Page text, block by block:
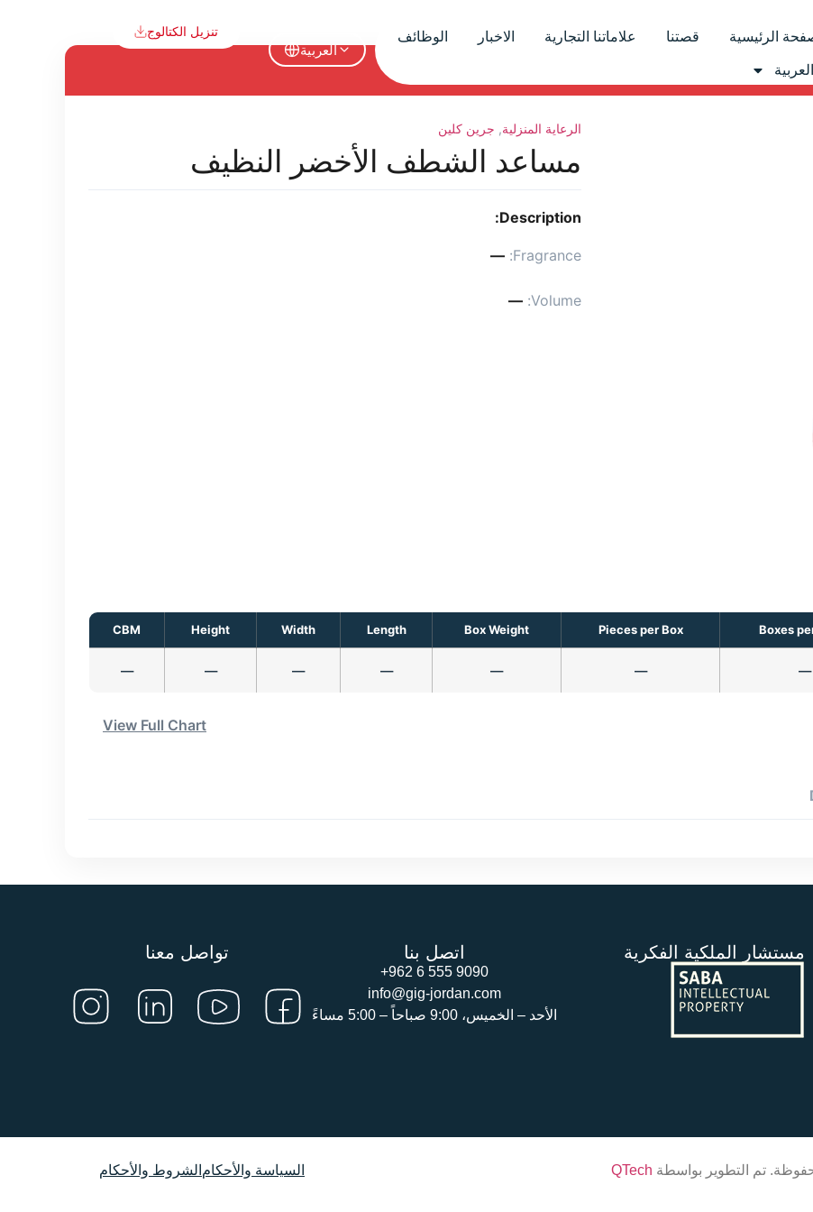
الرئيسية قصتنا علاماتنا التجارية الاخبار الوظائف
العربية
العربية
تنزيل الكتالوج
الرعاية المنزلية, جرين كلين
مساعد الشطف الأخضر النظيف
Description:
Fragrance:
—
Volume:
—
Boxes
Pieces per Box
Box Weight
Length
Width
Height
CBM
—
—
—
—
—
—
—
View Full Chart
مستشار الملكية الفكرية اتصل بنا
+962 6 555 9090
info@gig-jordan.com
الأحد – الخميس، 9:00 صباحاً – 5:00 مساءً
تواصل معنا
QTech السياسة والأحكام الشروط والأحكام